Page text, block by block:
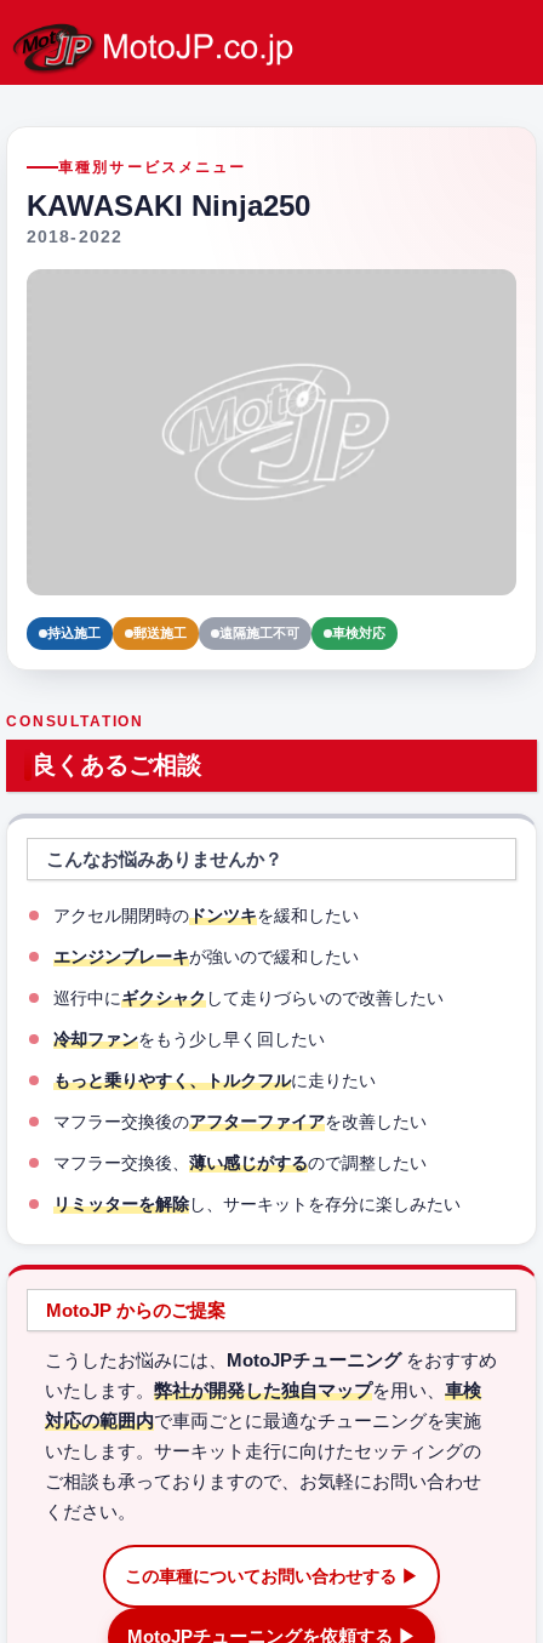
車種別サービスメニュー
KAWASAKI Ninja250
2018-2022
持込施工 郵送施工 遠隔施工不可 車検対応
CONSULTATION
良くあるご相談
こんなお悩みありませんか？
アクセル開閉時のドンツキを緩和したい
エンジンブレーキが強いので緩和したい
巡行中にギクシャクして走りづらいので改善したい
冷却ファンをもう少し早く回したい
もっと乗りやすく、トルクフルに走りたい
マフラー交換後のアフターファイアを改善したい
マフラー交換後、 薄い感じがするので調整したい
リミッターを解除し、サーキットを存分に楽しみたい
MotoJP からのご提案
こうしたお悩みには、 MotoJPチューニングをおすすめ
いたします。 弊社が開発した独自マップを用い、 車検
対応の範囲内で車両ごとに最適なチューニングを実施
いたします。サーキット走行に向けたセッティングの
ご相談も承っておりますので、お気軽にお問い合わせ
ください。
この車種についてお問い合わせする ▶
MotoJPチューニングを依頼する ▶